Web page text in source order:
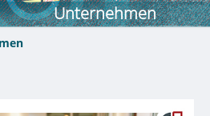
Unternehmen